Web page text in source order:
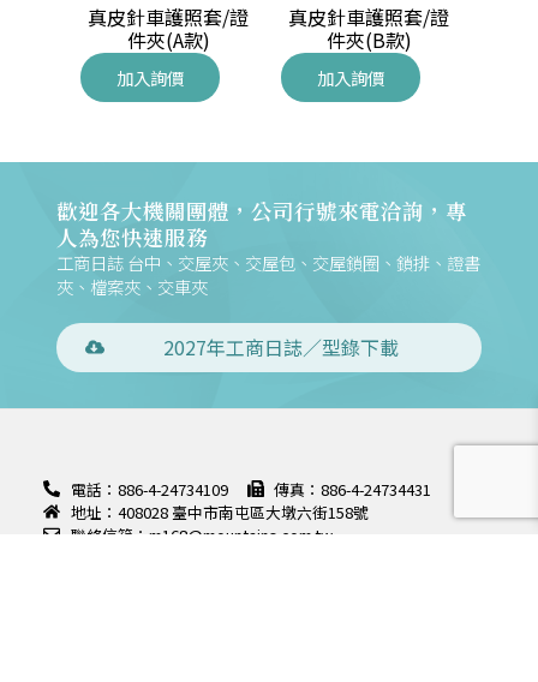
真皮針車護照套/證
件夾(A款)
加入詢價
真皮針車護照套/證
件夾(B款)
加入詢價
歡迎各大機關團體，公司行號來電洽詢，專
人為您快速服務
工商日誌 台中、交屋夾、交屋包、交屋鎖圈、鎖排、證書
夾、檔案夾、交車夾
2027年工商日誌／型錄下載
電話：886-4-24734109
傳真：886-4-24734431
地址：408028 臺中市南屯區大墩六街158號
聯絡信箱：m168@mountains.com.tw